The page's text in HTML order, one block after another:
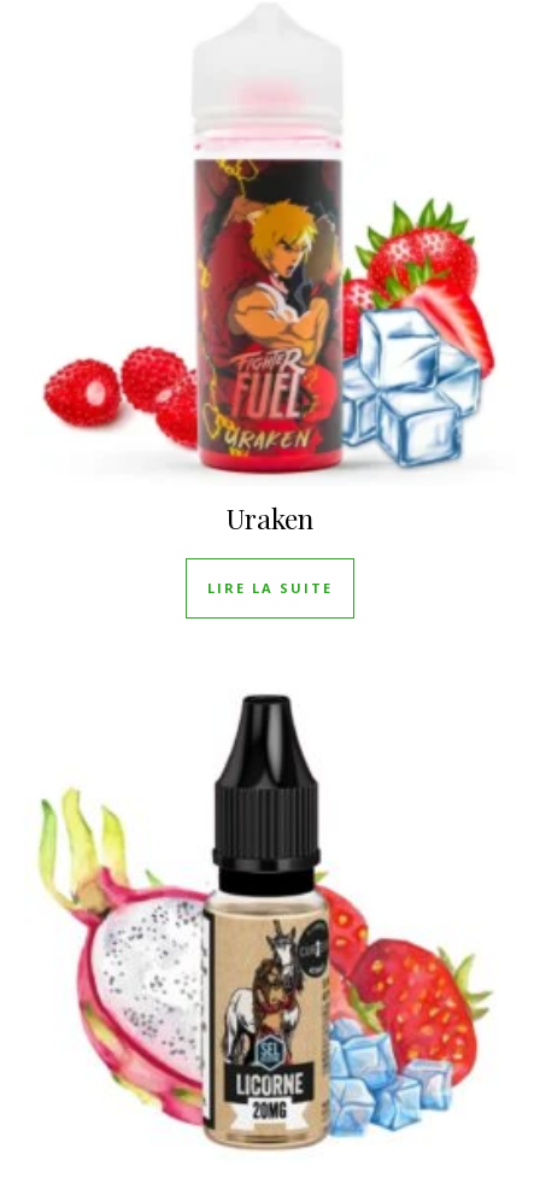
Uraken
LIRE LA SUITE